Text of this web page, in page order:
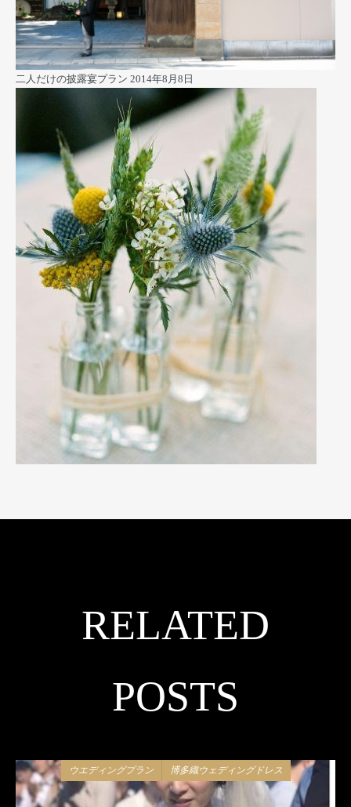
二人だけの披露宴プラン 2014年8月8日
RELATED
POSTS
ウエディングプラン 博多織ウェディングドレス